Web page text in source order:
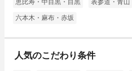
恵比寿・中目黒・目黒 表参道・青山
六本木・麻布・赤坂
人気のこだわり条件